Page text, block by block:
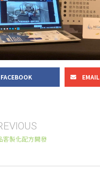
FACEBOOK EMAIL
客製化配方開發